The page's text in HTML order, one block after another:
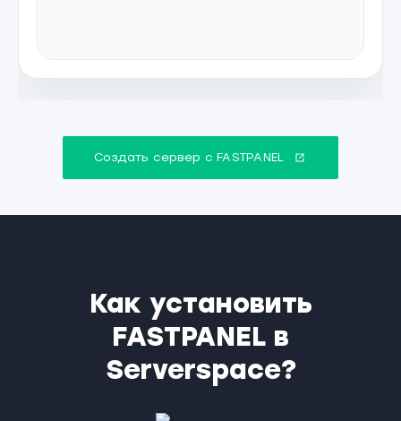
Создать сервер с FASTPANEL
Как установить
FASTPANEL в
Serverspace?